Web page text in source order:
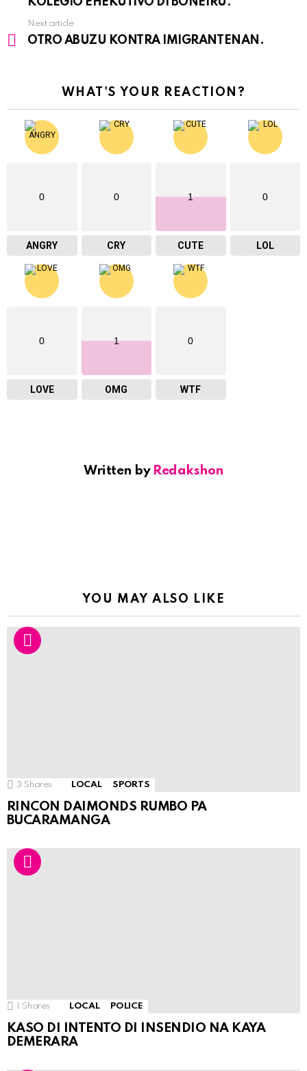
Next article
OTRO ABUZU KONTRA IMIGRANTENAN.
WHAT'S YOUR REACTION?
0
ANGRY
0
CRY
1
CUTE
0
LOL
0
LOVE
1
OMG
0
WTF
Written by Redakshon
YOU MAY ALSO LIKE
3 Shares LOCAL SPORTS
RINCON DAIMONDS RUMBO PA
BUCARAMANGA
Shares LOCAL POLICE
KASO DI INTENTO DI INSENDIO NA KAYA
DEMERARA